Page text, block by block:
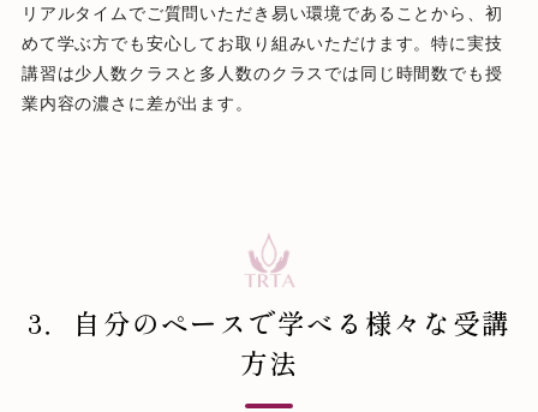
リアルタイムでご質問いただき易い環境であることから、初
めて学ぶ方でも安心してお取り組みいただけます。特に実技
講習は少人数クラスと多人数のクラスでは同じ時間数でも授
業内容の濃さに差が出ます。
3．自分のペースで学べる様々な受講
方法